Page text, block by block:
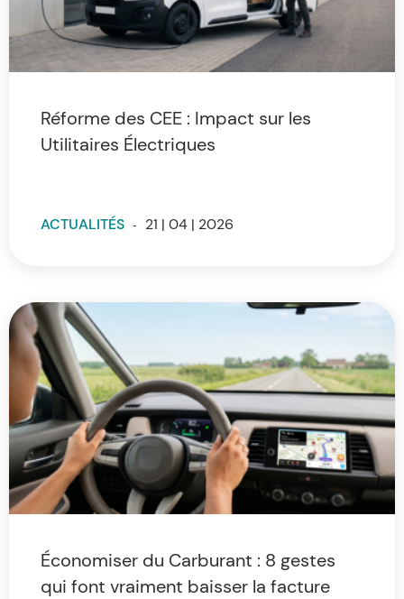
Réforme des CEE : Impact sur les
Utilitaires Électriques
ACTUALITÉS - 21 | 04 | 2026
Économiser du Carburant : 8 gestes
qui font vraiment baisser la facture